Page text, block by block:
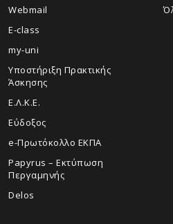
Webmail
E-class
my-uni
Υποστήριξη Πρακτικής
Άσκησης
Ε.Λ.Κ.Ε.
Εύδοξος
e-Πρωτόκολλο ΕΚΠΑ
Papyrus – Εκτύπωση
Περγαμηνής
Delos